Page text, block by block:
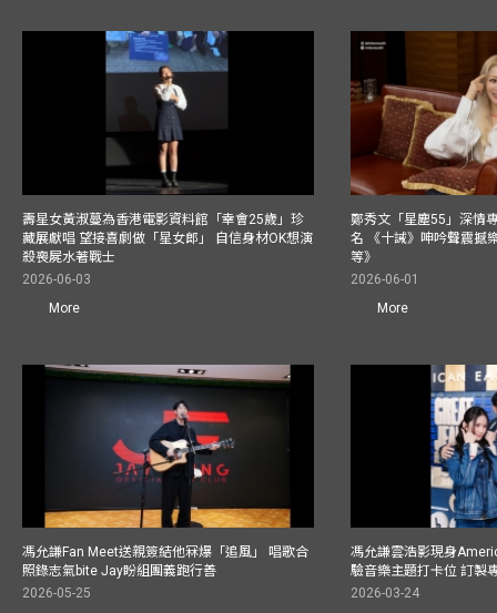
壽星女黃淑蔓為香港電影資料館「幸會25歲」珍
藏展獻唱 望接喜劇做「星女郎」 自信身材OK想演
殺喪屍水著戰士
2026-06-03
More
鄭秀文「星塵55」深情
名 《十誡》呻吟聲震撼
等》
2026-06-01
More
馮允謙Fan Meet送親簽結他冧爆「追風」 唱歌合
照錄志氣bite Jay盼組團義跑行善
2026-05-25
馮允謙雲浩影現身
驗音樂主題打卡位 訂製
2026-03-24